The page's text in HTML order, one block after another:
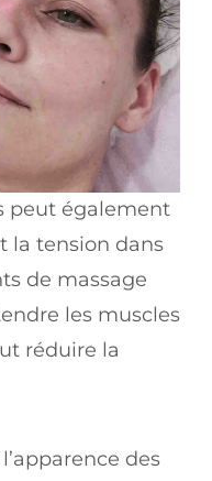
peut également
la tension dans
de massage
les muscles
réduire la
des